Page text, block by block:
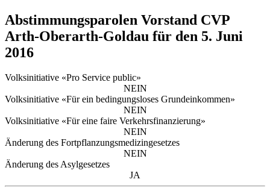
Abstimmungsparolen Vorstand CVP
Arth-Oberarth-Goldau für den 5. Juni
2016
Volksinitiative «Pro Service public»
NEIN
Volksinitiative «Für ein bedingungsloses Grundeinkommen»
NEIN
Volksinitiative «Für eine faire Verkehrsfinanzierung»
NEIN
Änderung des Fortpflanzungsmedizingesetzes
NEIN
Änderung des Asylgesetzes
JA